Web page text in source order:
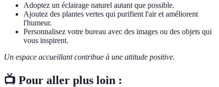
Adoptez un éclairage naturel autant que possible.
Ajoutez des plantes vertes qui purifient l'air et améliorent
l'humeur.
Personnalisez votre bureau avec des images ou des objets qui
vous inspirent.
Un espace accueillant contribue à une attitude positive.
📺 Pour aller plus loin :